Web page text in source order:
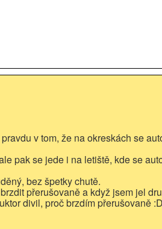
v tom, že na okreskách se
pak se jede i na letiště, kde se
bez špetky chutě.
přerušovaně a když jsem jel
divil, proč brzdím přerušovaně